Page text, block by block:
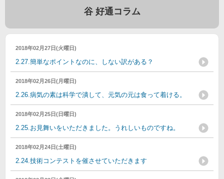
谷 好通コラム
2018年02月27日(火曜日)
2.27.簡単なポイントなのに、しない訳がある？
2018年02月26日(月曜日)
2.26.病気の素は科学で潰して、元気の元は食って着ける。
2018年02月25日(日曜日)
2.25.お見舞いをいただきました。うれしいものですね。
2018年02月24日(土曜日)
2.24.技術コンテストを催させていただきます